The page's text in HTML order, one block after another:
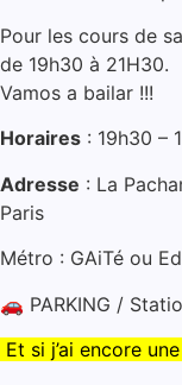
Pour les cours de
de 19h30 à 21H30.
Vamos a bailar !!!
Horaires : 19h30 –
Adresse : La
Paris
Métro : GAiTé ou
🚗 PARKING /
Et si j’ai encore